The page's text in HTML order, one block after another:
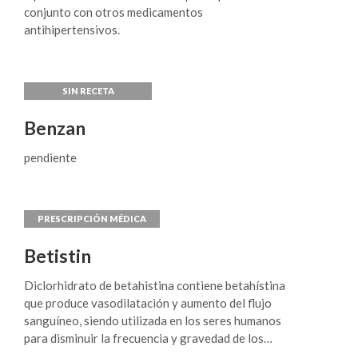
como tratamiento adyuvante a la corrección de
otros factores de riesgo.
en combinación se considera adecuado: Pacientes
no controlados adecuadamente con una estatina
EZETIMIBA está indicado como tratamiento
con HoFH. Los pacientes también pueden recibir
lipoproteínas de baja densidad [LDL]).
conjunto con otros medicamentos
antihipertensivos.
Benzan
pendiente
Betistin
Diclorhidrato de betahistina contiene betahístina
que produce vasodilatación y aumento del flujo
sanguíneo, siendo utilizada en los seres humanos
para disminuir la frecuencia y gravedad de los